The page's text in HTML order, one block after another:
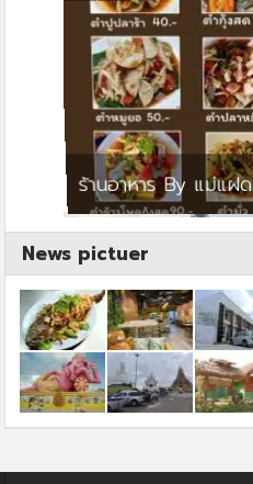
ร้านอาหาร By แม่แฝด
News pictuer